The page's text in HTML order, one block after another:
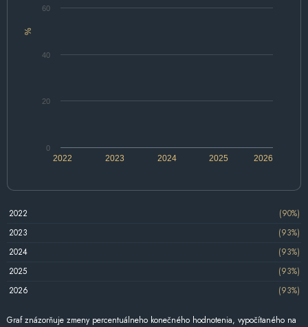
%
2022 2024 2026
2023 2025
0
20
40
60
2022
(90%)
2023
(93%)
2024
(93%)
2025
(93%)
2026
(93%)
Graf znázorňuje zmeny percentuálneho konečného hodnotenia, vypočítaného na